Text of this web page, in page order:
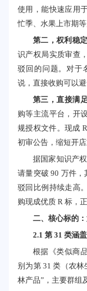
使用，能快速应用
忙季、水果上市期
第二，权利稳
识产权局实质审查
驳回的问题。对于
说，直接收购可以
第三，直接满
购等主流平台，开
规授权文件。现成
初审公告，缩短开店
据国家知识产
请量突破 90 万件
驳回比例持续走高
购现成优质 R 标，
二、核心标的
2.1 第 31 类涵
根据《类似商
别为第 31 类（农
林产品”，主要群组